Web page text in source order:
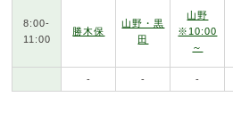
8:00-
11:00
勝木保
山野・黒
田
山野
※10:00
～
- - -